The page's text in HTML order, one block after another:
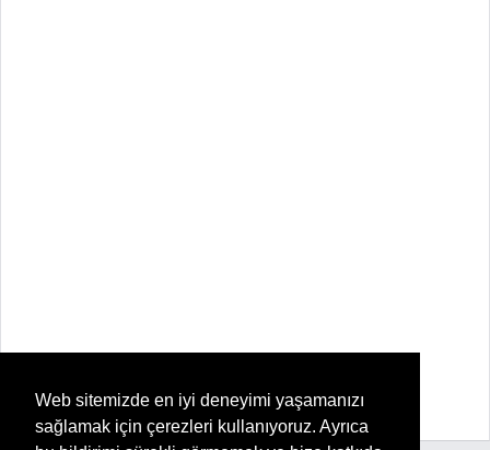
Web sitemizde en iyi deneyimi yaşamanızı
sağlamak için çerezleri kullanıyoruz. Ayrıca